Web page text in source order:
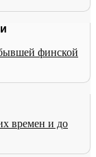
финской
времен и до